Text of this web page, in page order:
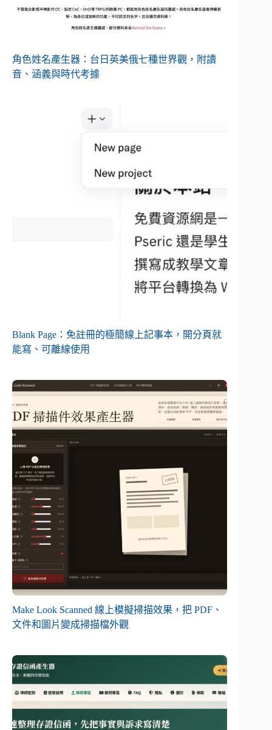
角色姓名產生器：台日英美俄七種世界觀，附讀
音、涵義與時代考據
Blank Page：免註冊的極簡線上記事本，開分頁就
能寫、可離線使用
Make Look Scanned 線上模擬掃描效果，把 PDF、
文件和圖片變成掃描檔外觀